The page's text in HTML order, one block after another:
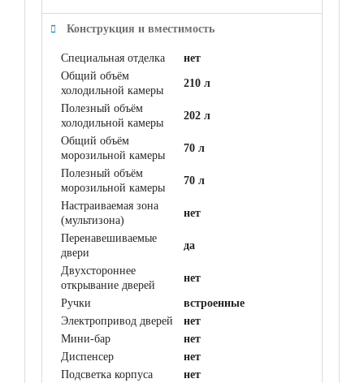
Конструкция и вместимость
Специальная отделка
нет
Общий объём
холодильной камеры
210 л
Полезный объём
холодильной камеры
202 л
Общий объём
морозильной камеры
70 л
Полезный объём
морозильной камеры
70 л
Настраиваемая зона
(мультизона)
нет
Перенавешиваемые
двери
да
Двухстороннее
открывание дверей
нет
Ручки
встроенные
Электропривод дверей
нет
Мини-бар
нет
Диспенсер
нет
Подсветка корпуса
нет